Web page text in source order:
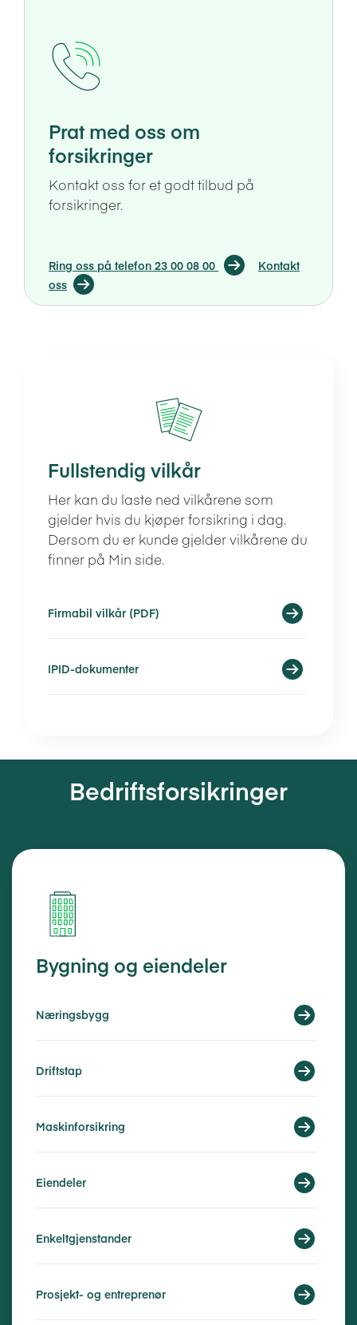
Prat med oss om
forsikringer
Kontakt oss for et godt tilbud på
forsikringer.
Ring oss på telefon 23 00 08 00
Kontakt
oss
Fullstendig vilkår
Her kan du laste ned vilkårene som
gjelder hvis du kjøper forsikring i dag.
Dersom du er kunde gjelder vilkårene du
finner på Min side.
Firmabil vilkår (PDF)
IPID-dokumenter
Bedriftsforsikringer
Bygning og eiendeler
Næringsbygg
Driftstap
Maskinforsikring
Eiendeler
Enkeltgjenstander
Prosjekt- og entreprenør